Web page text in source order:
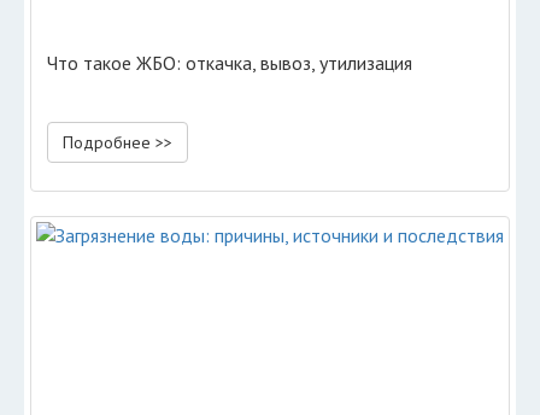
Что такое ЖБО: откачка, вывоз, утилизация
Подробнее >>